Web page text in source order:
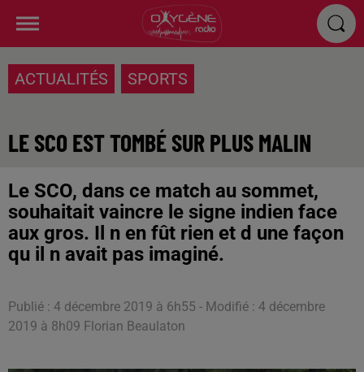
ACTUALITÉS SPORTS
LE SCO EST TOMBÉ SUR PLUS MALIN
Le SCO, dans ce match au sommet,
souhaitait vaincre le signe indien face
aux gros. Il n en fût rien et d une façon
qu il n avait pas imaginé.
Publié : 4 décembre 2019 à 6h55 - Modifié : 4 décembre
2019 à 8h09 Florian Beaulaton